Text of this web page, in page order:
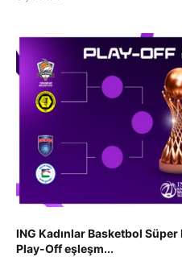
ING Kadınlar Basketbol
Play-Off eşleşm...